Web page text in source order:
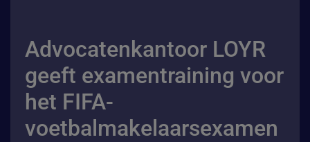
Advocatenkantoor LOYR
geeft examentraining voor
het FIFA-
voetbalmakelaarsexamen